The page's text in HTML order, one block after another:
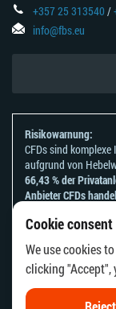
Cookie consent
We use cookies
clicking "Accept",
+357 25 313540/
info@fbs.eu
Risikowarnung:
CFDs sind
aufgrund von
66,43 % der
Anbieter CFDs
ob Sie es sich leisten
Bitte beachten Sie
Die Informationen
die in einem Land
Verbreitung oder
Gesetze oder